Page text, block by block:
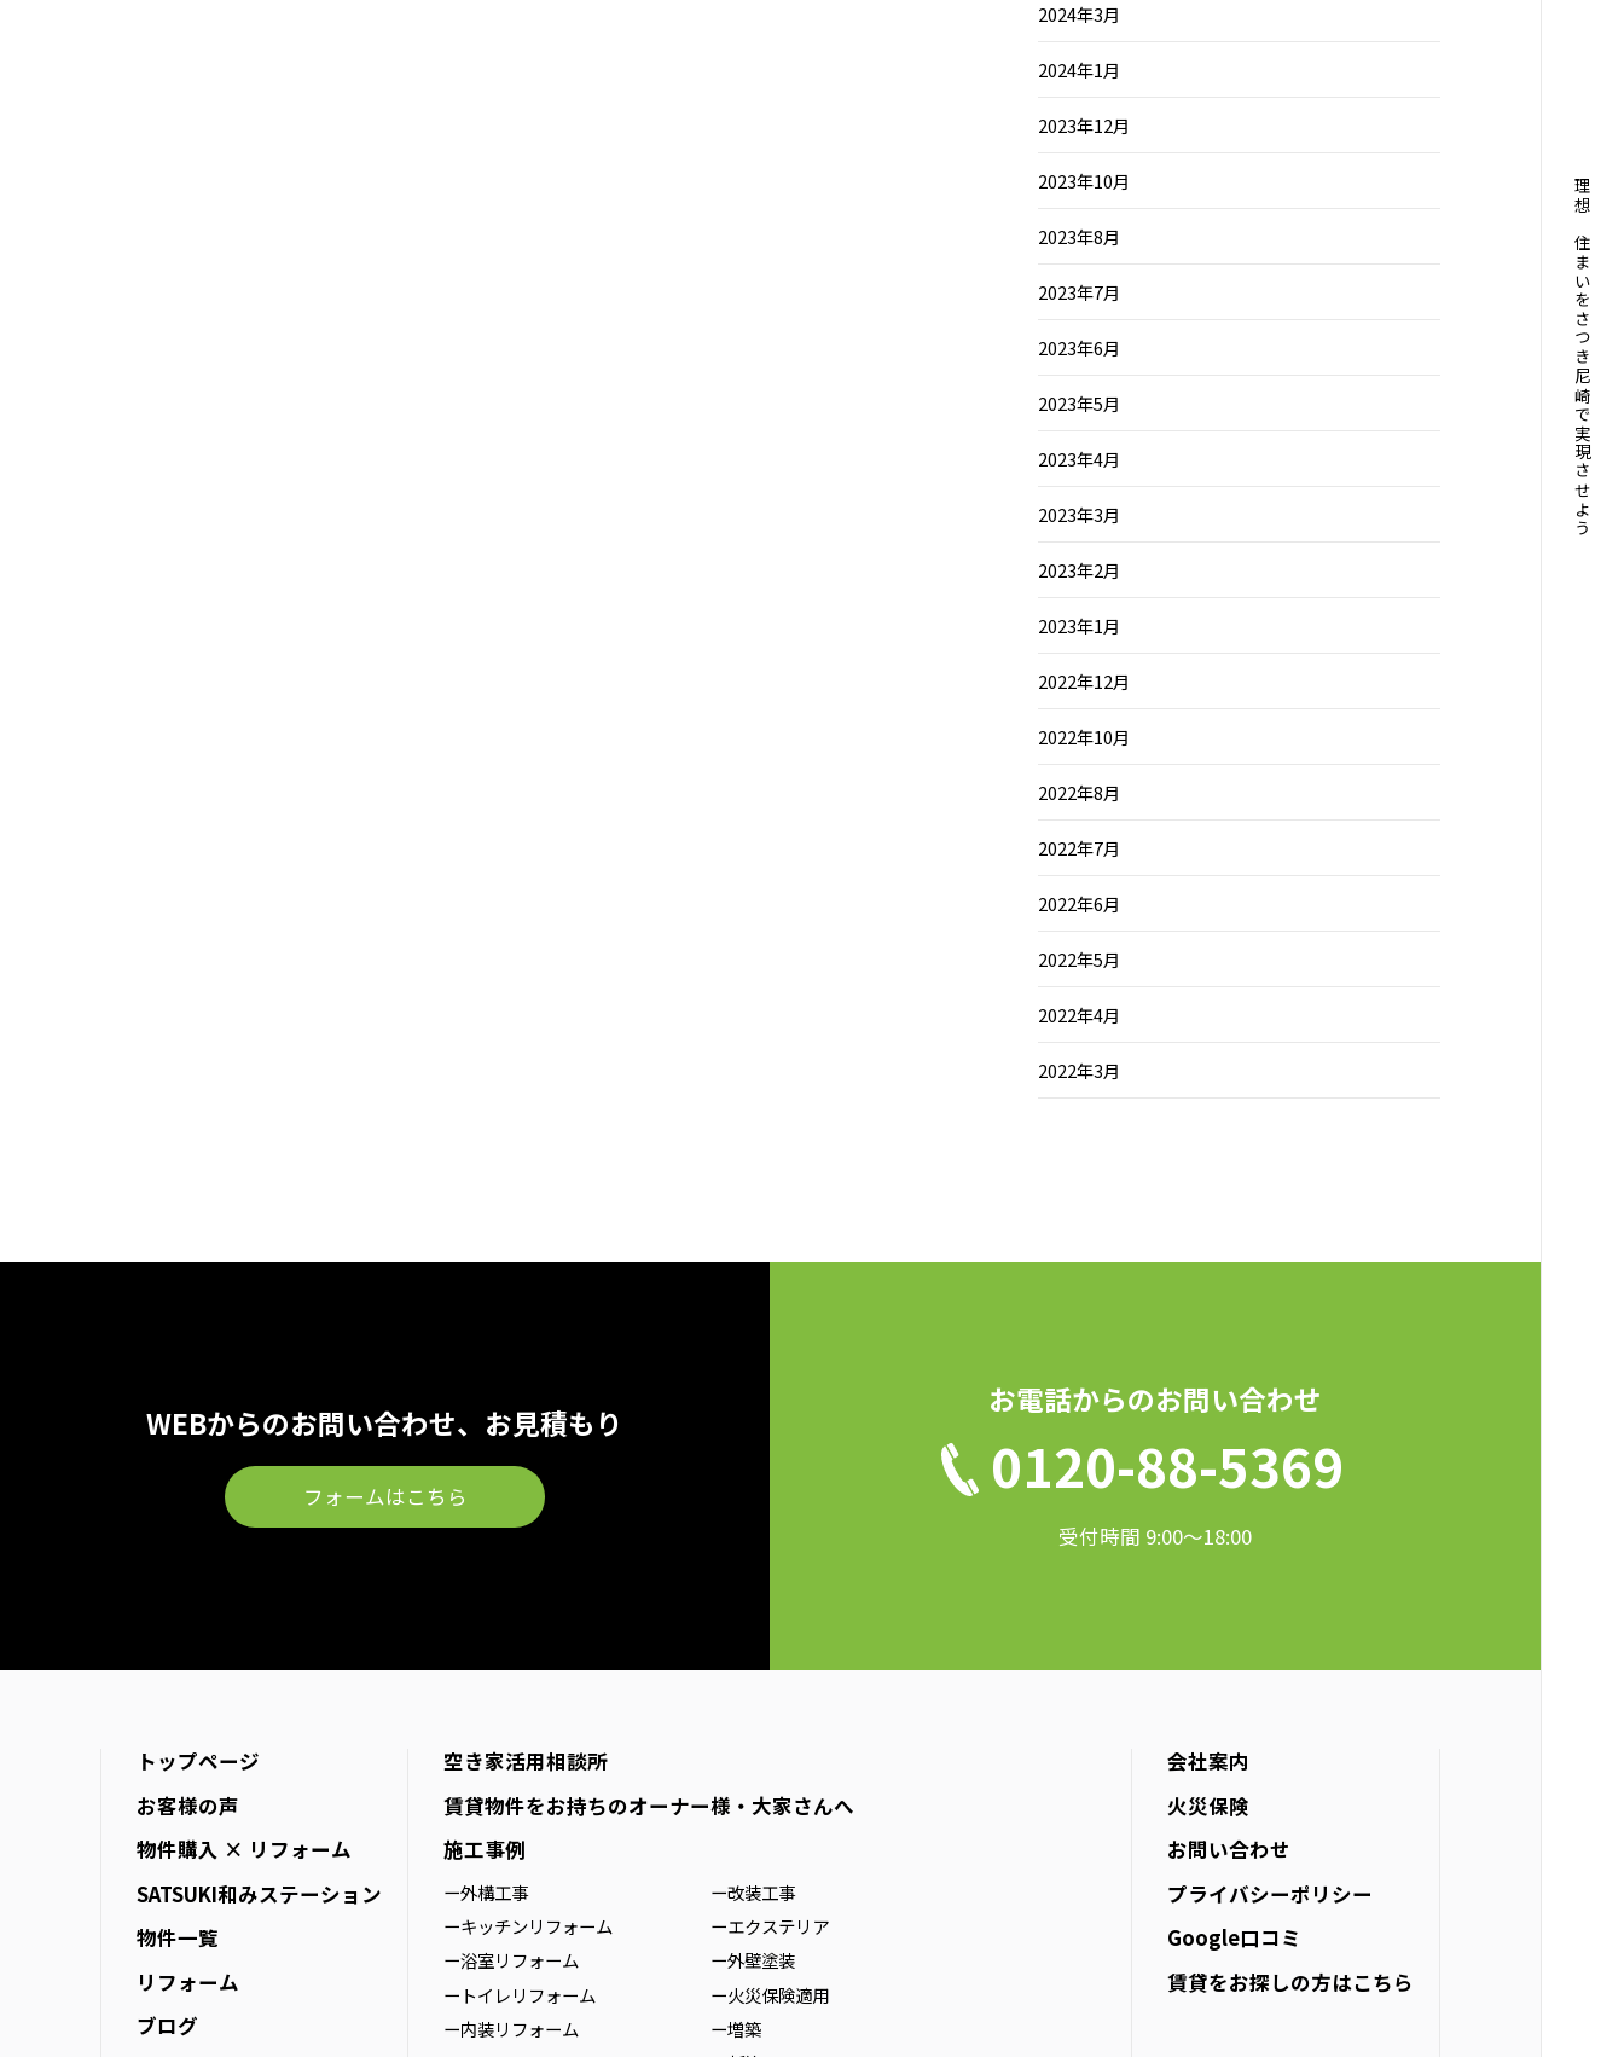
理想の住まいをさつき尼崎で実現させよう
2024年3月
2024年1月
2023年12月
2023年10月
2023年8月
2023年7月
2023年6月
2023年5月
2023年4月
2023年3月
2023年2月
2023年1月
2022年12月
2022年10月
2022年8月
2022年7月
2022年6月
2022年5月
2022年4月
2022年3月
WEBからのお問い合わせ、お見積もり
フォームはこちら
お電話からのお問い合わせ
0120-88-5369
受付時間 9:00〜18:00
トップページ
お客様の声
物件購入 × リフォーム
SATSUKI和みステーション
物件一覧
リフォーム
ブログ
空き家活用相談所
賃貸物件をお持ちのオーナー様・大家さんへ
施工事例
ー外構工事
ーキッチンリフォーム
ー浴室リフォーム
ートイレリフォーム
ー内装リフォーム
ー改装工事
ーエクステリア
ー外壁塗装
ー火災保険適用
ー増築
会社案内
火災保険
お問い合わせ
プライバシーポリシー
Google口コミ
賃貸をお探しの方はこちら